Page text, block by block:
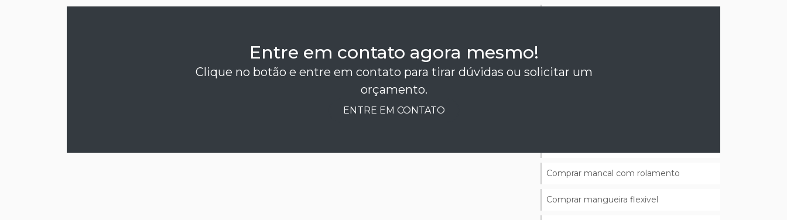
Entre em contato agora mesmo!
Clique no botão e entre em contato para tirar dúvidas ou solicitar um
orçamento.
ENTRE EM CONTATO
Bucha para rolamento de agulha
Comprar mancal com rolamento
Comprar mangueira flexivel